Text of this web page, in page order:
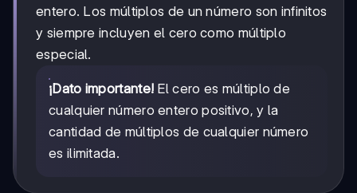
entero. Los múltiplos de un número son infinitos
y siempre incluyen el cero como múltiplo
especial.
¡Dato importante! El cero es múltiplo de
cualquier número entero positivo, y la
cantidad de múltiplos de cualquier número
es ilimitada.